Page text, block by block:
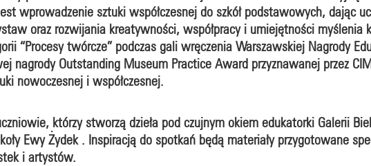
wprowadzenie sztuki współczesnej do szkół podstawowych, dając
oraz rozwijania kreatywności, współpracy i umiejętności myślenia
“Procesy twórcze” podczas gali wręczenia Warszawskiej Nagrody
nagrody Outstanding Museum Practice Award przyznawanej przez
nowoczesnej i współczesnej.
którzy stworzą dzieła pod czujnym okiem edukatorki Galerii
Ewy Żydek . Inspiracją do spotkań będą materiały przygotowane
i artystów.